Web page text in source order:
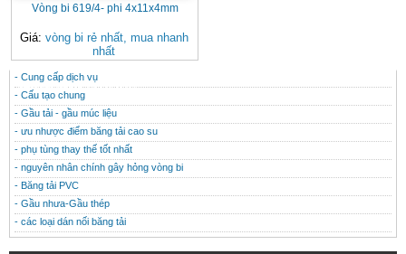
Vòng bi 619/4- phi 4x11x4mm
Giá: vòng bi rẻ nhất, mua nhanh
nhất
CONTACT
THÔNG TIN HỮU ÍCH
- Cung cấp dịch vụ
- Cấu tạo chung
- Gầu tải - gầu múc liệu
- ưu nhược điểm băng tải cao su
- phụ tùng thay thế tốt nhất
- nguyên nhân chính gây hỏng vòng bi
- Băng tải PVC
- Gầu nhưa-Gầu thép
- các loại dán nối băng tải